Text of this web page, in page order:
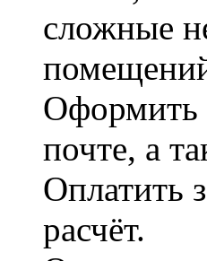
сложные
Оформить
почте, а
Оплатить
расчёт.